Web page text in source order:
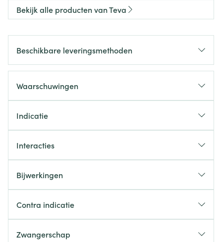
Bekijk alle producten van Teva
Beschikbare leveringsmethoden
Waarschuwingen
Indicatie
Interacties
Bijwerkingen
Contra indicatie
Zwangerschap